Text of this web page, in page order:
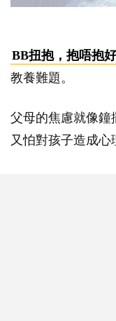
BB扭抱，抱唔抱好
教養難題。
父母的焦慮就像鐘
又怕對孩子造成心